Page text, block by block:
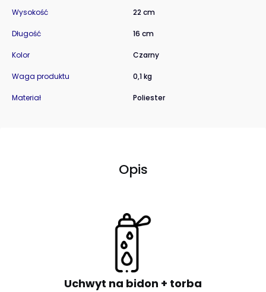
Wysokość 22 cm
Długość 16 cm
Kolor Czarny
Waga produktu 0,1 kg
Materiał Poliester
Opis
Uchwyt na bidon + torba